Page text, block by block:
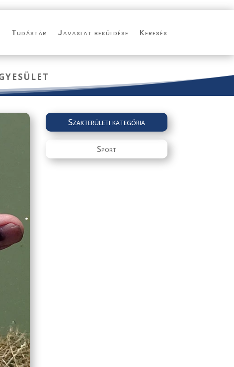
Tudástár Javaslat beküldése Keresés
Szakterületi kategória
Sport